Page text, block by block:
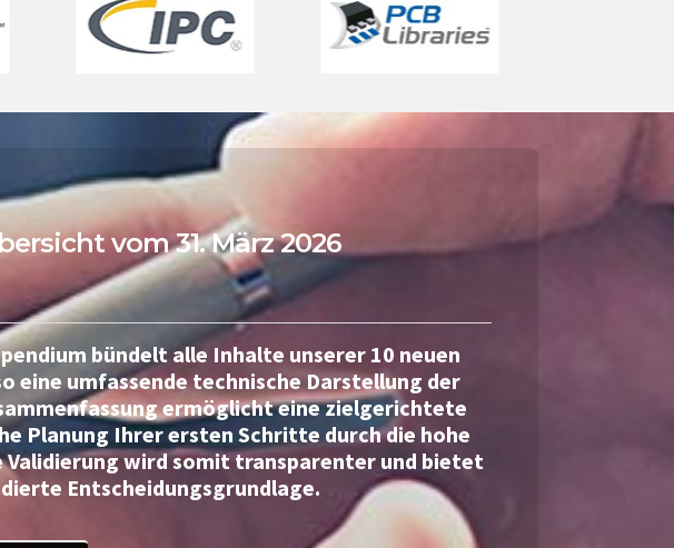
vom 31. März 2026
bündelt alle Inhalte unserer 10 neuen
eine umfassende technische Darstellung der
ermöglicht eine zielgerichtete
Planung Ihrer ersten Schritte durch die hohe
wird somit transparenter und bietet
Entscheidungsgrundlage.